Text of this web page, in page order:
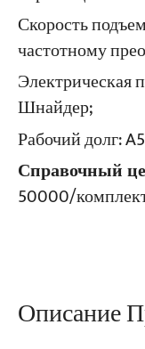
Проекты
Блоги
Новости
Заявления
Скорость
частотному
Электрическая
Шнайдер;
Рабочий долг:
Справочный
50000/
Описание